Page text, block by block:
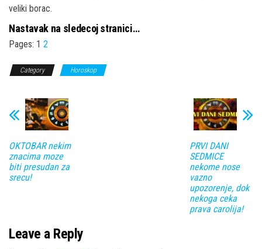
veliki borac.
Nastavak na sledecoj stranici…
Pages: 1 2
Category Horoskop
OKTOBAR nekim
znacima moze
biti presudan za
srecu!
PRVI DANI
SEDMICE
nekome nose
vazno
upozorenje, dok
nekoga ceka
prava carolija!
Leave a Reply